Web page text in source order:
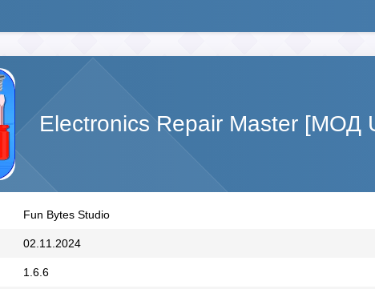
Electronics Repair Master [МОД
Fun Bytes Studio
02.11.2024
1.6.6